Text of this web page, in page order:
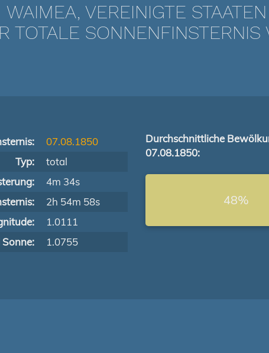
WAIMEA, VEREINIGTE STAATEN
TOTALE SONNENFINSTERNIS
07.08.1850
Typ:
total
4m 34s
2h 54m 58s
1.0111
1.0755
Durchschnittliche
07.08.1850:
48%